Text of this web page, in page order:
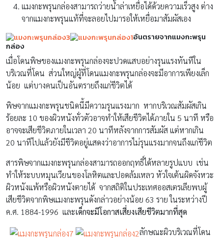
แมงกะพรุนกล่องสามารถว่ายน้ำล่าเหยื่อได้ด้วยความเร็วสูง ต่าง
จากแมงกะพรุนแท้ที่จะลอยไปมารอให้เหยื่อมาสัมผัสเอง
อันตรายจากแมงกะพรุน
กล่อง
เมื่อโดนพิษของแมงกะพรุนกล่องจะปวดแสบอย่างรุนแรงทันทีใน
บริเวณที่โดน ส่วนใหญ่ผู้ที่โดนแมงกะพรุนกล่องจะมีอาการเพียงเล็ก
น้อย แต่บางคนเป็นอันตรายถึงแก่ชีวิตได้
พิษจากแมงกะพรุนชนิดนี้มีความรุนแรงมาก หากบริเวณสัมผัสเกิน
ร้อยละ 10 ของผิวหนังทั่วตัวอาจทำให้เสียชีวิตได้ภายใน 5 นาที หรือ
อาจจะเสียชีวิตภายในเวลา 20 นาทีหลังจากการสัมผัส แต่หากเกิน
20 นาทีไปแล้วยังมีชีวิตอยู่แสดงว่าอาการไม่รุนแรงมากจนถึงแก่ชีวิต
สารพิษจากแมงกะพรุนกล่องสามารถออกฤทธิ์ได้หลายรูปแบบ เช่น
ทำให้ระบบหมุนเวียนของโลหิตและปอดล้มเหลว หัวใจเต้นผิดจังหวะ
ผิวหนังแพ้หรือผิวหนังตายได้ จากสถิติในประเทศออสเตรเลียพบผู้
เสียชีวิตจากพิษแมงกะพรุนดังกล่าวอย่างน้อย 63 ราย ในระหว่างปี
ค.ศ. 1884-1996 และเด็กจะมีโอกาสเสี่ยงเสียชีวิตมากที่สุด
ลักษณะผิวบริเวณที่โดน